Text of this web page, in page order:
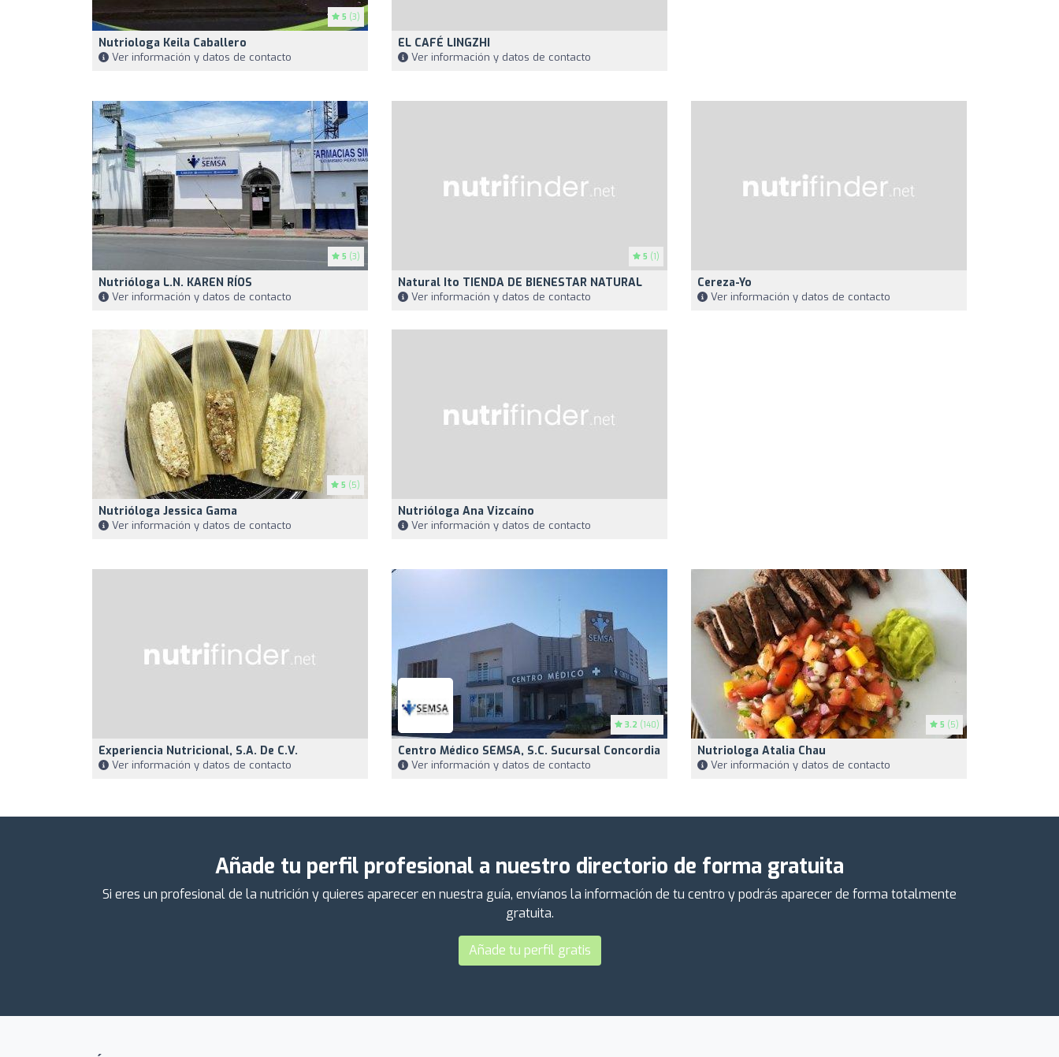
5 (3)
Nutriologa Keila Caballero
Ver información y datos de contacto
EL CAFÉ LINGZHI
Ver información y datos de contacto
5 (3)
Nutrióloga L.N. KAREN RÍOS
Ver información y datos de contacto
5 (1)
Natural Ito TIENDA DE BIENESTAR NATURAL
Ver información y datos de contacto
Cereza-Yo
Ver información y datos de contacto
5 (5)
Nutrióloga Jessica Gama
Ver información y datos de contacto
Nutrióloga Ana Vizcaíno
Ver información y datos de contacto
Experiencia Nutricional, S.a. De C.v.
Ver información y datos de contacto
3.2 (140)
Centro Médico SEMSA, S.C. Sucursal Concordia
Ver información y datos de contacto
5 (5)
Nutriologa Atalia Chau
Ver información y datos de contacto
Añade tu perfil profesional a nuestro directorio de forma gratuita
Si eres un profesional de la nutrición y quieres aparecer en nuestra guía, envíanos la información de tu centro y podrás aparecer de forma totalmente
gratuita.
Añade tu perfil gratis